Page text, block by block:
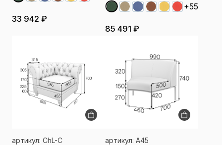
33 942 ₽
+55
85 491 ₽
артикул: ChL-C
артикул: A45